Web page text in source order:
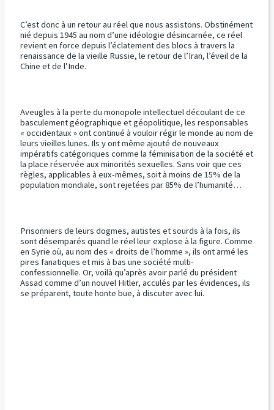
C’est donc à un retour au réel que nous assistons. Obstinément
nié depuis 1945 au nom d’une idéologie désincarnée, ce réel
revient en force depuis l’éclatement des blocs à travers la
renaissance de la vieille Russie, le retour de l’Iran, l’éveil de la
Chine et de l’Inde.
Aveugles à la perte du monopole intellectuel découlant de ce
basculement géographique et géopolitique, les responsables
« occidentaux » ont continué à vouloir régir le monde au nom de
leurs vieilles lunes. Ils y ont même ajouté de nouveaux
impératifs catégoriques comme la féminisation de la société et
la place réservée aux minorités sexuelles. Sans voir que ces
règles, applicables à eux-mêmes, soit à moins de 15% de la
population mondiale, sont rejetées par 85% de l’humanité…
Prisonniers de leurs dogmes, autistes et sourds à la fois, ils
sont désemparés quand le réel leur explose à la figure. Comme
en Syrie où, au nom des « droits de l’homme », ils ont armé les
pires fanatiques et mis à bas une société multi-
confessionnelle. Or, voilà qu’après avoir parlé du président
Assad comme d’un nouvel Hitler, acculés par les évidences, ils
se préparent, toute honte bue, à discuter avec lui.